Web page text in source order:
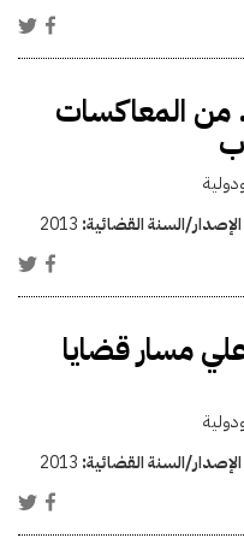
المعاكسات
السنة القضائية: 2013
مسار قضايا
السنة القضائية: 2013